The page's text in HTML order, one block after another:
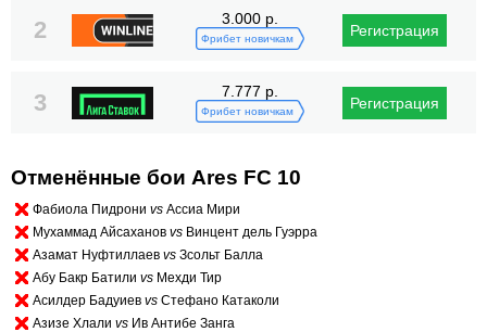
2 3.000 р.
Фрибет новичкам Регистрация
3 7.777 р.
Фрибет новичкам Регистрация
Отменённые бои Ares FC 10
Фабиола Пидрони vs Ассиа Мири
Мухаммад Айсаханов vs Винцент дель Гуэрра
Азамат Нуфтиллаев vs Зсольт Балла
Абу Бакр Батили vs Мехди Тир
Асилдер Бадуиев vs Стефано Катаколи
Азизе Хлали vs Ив Антибе Занга